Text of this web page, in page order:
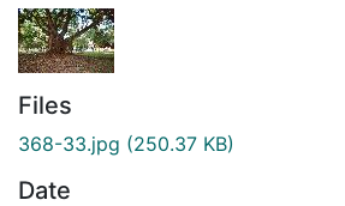
Files
368-33.jpg (250.37 KB)
Date